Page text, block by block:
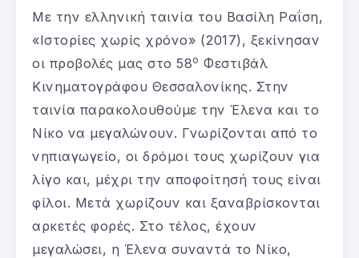
Με την ελληνική ταινία του Βασίλη Ραΐση,
«Ιστορίες χωρίς χρόνο» (2017), ξεκίνησαν
οι προβολές μας στο 58ο Φεστιβάλ
Κινηματογράφου Θεσσαλονίκης. Στην
ταινία παρακολουθούμε την Έλενα και το
Νίκο να μεγαλώνουν. Γνωρίζονται από το
νηπιαγωγείο, οι δρόμοι τους χωρίζουν για
λίγο και, μέχρι την αποφοίτησή τους είναι
φίλοι. Μετά χωρίζουν και ξαναβρίσκονται
αρκετές φορές. Στο τέλος, έχουν
μεγαλώσει, η Έλενα συναντά το Νίκο,